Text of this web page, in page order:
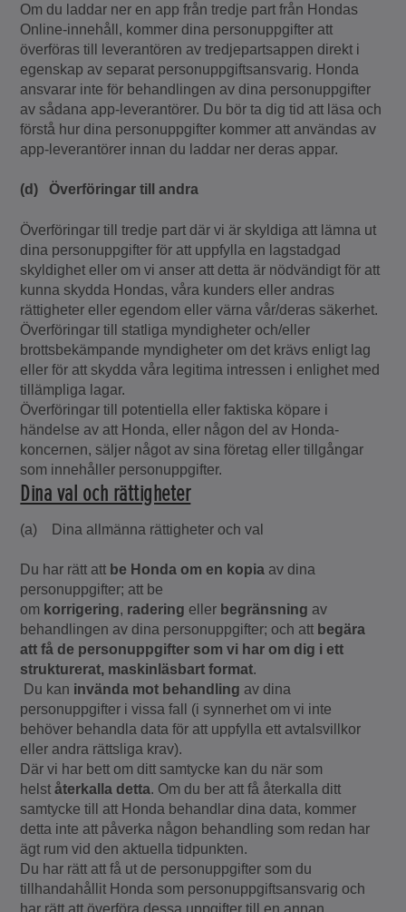
Om du laddar ner en app från tredje part från Hondas
Online-innehåll, kommer dina personuppgifter att
överföras till leverantören av tredjepartsappen direkt i
egenskap av separat personuppgiftsansvarig. Honda
ansvarar inte för behandlingen av dina personuppgifter
av sådana app-leverantörer. Du bör ta dig tid att läsa och
förstå hur dina personuppgifter kommer att användas av
app-leverantörer innan du laddar ner deras appar.
(d) Överföringar till andra
Överföringar till tredje part där vi är skyldiga att lämna ut
dina personuppgifter för att uppfylla en lagstadgad
skyldighet eller om vi anser att detta är nödvändigt för att
kunna skydda Hondas, våra kunders eller andras
rättigheter eller egendom eller värna vår/deras säkerhet.
Överföringar till statliga myndigheter och/eller
brottsbekämpande myndigheter om det krävs enligt lag
eller för att skydda våra legitima intressen i enlighet med
tillämpliga lagar.
Överföringar till potentiella eller faktiska köpare i
händelse av att Honda, eller någon del av Honda-
koncernen, säljer något av sina företag eller tillgångar
som innehåller personuppgifter.
Dina val och rättigheter
(a) Dina allmänna rättigheter och val
Du har rätt att be Honda om en kopia av dina
personuppgifter; att be
om korrigering, radering eller begränsning av
behandlingen av dina personuppgifter; och att begära
att få de personuppgifter som vi har om dig i ett
strukturerat, maskinläsbart format.
Du kan invända mot behandling av dina
personuppgifter i vissa fall (i synnerhet om vi inte
behöver behandla data för att uppfylla ett avtalsvillkor
eller andra rättsliga krav).
Där vi har bett om ditt samtycke kan du när som
helståterkalla detta. Om du ber att få återkalla ditt
samtycke till att Honda behandlar dina data, kommer
detta inte att påverka någon behandling som redan har
ägt rum vid den aktuella tidpunkten.
Du har rätt att få ut de personuppgifter som du
tillhandahållit Honda som personuppgiftsansvarig och
har rätt att överföra dessa uppgifter till en annan